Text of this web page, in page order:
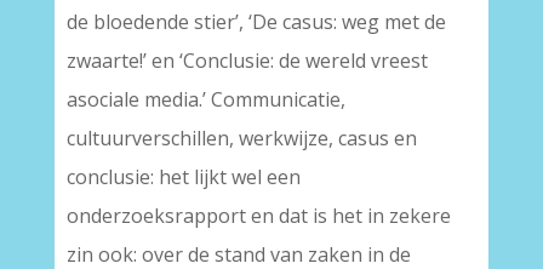
de bloedende stier’, ‘De casus: weg met de
zwaarte!’ en ‘Conclusie: de wereld vreest
asociale media.’ Communicatie,
cultuurverschillen, werkwijze, casus en
conclusie: het lijkt wel een
onderzoeksrapport en dat is het in zekere
zin ook: over de stand van zaken in de